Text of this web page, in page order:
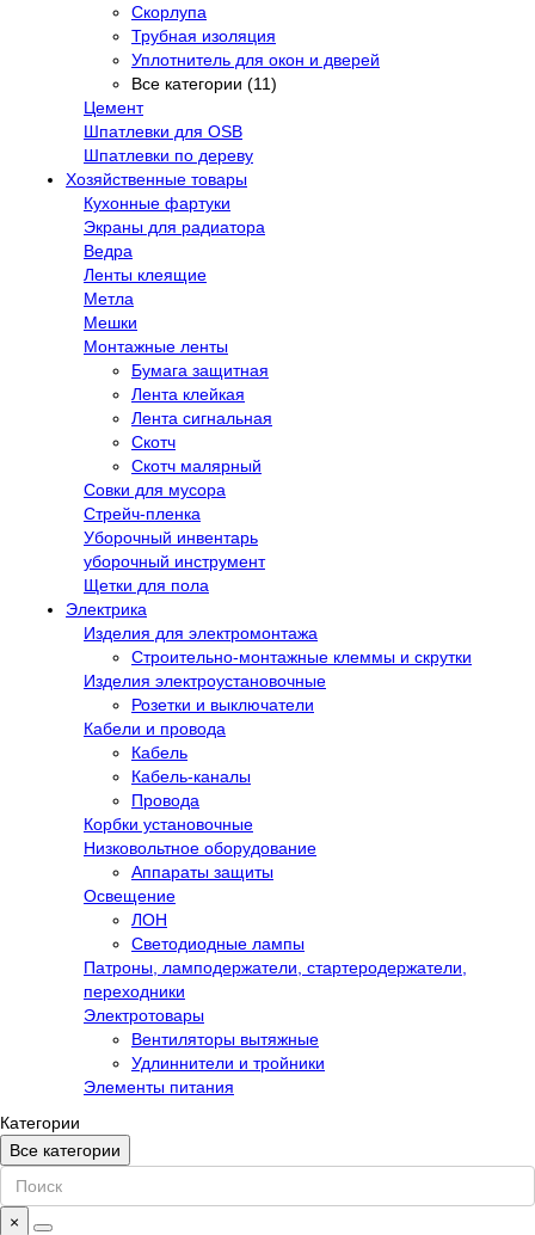
Скорлупа
Трубная изоляция
Уплотнитель для окон и дверей
Все категории (11)
Цемент
Шпатлевки для OSB
Шпатлевки по дереву
Хозяйственные товары
Кухонные фартуки
Экраны для радиатора
Ведра
Ленты клеящие
Метла
Мешки
Монтажные ленты
Бумага защитная
Лента клейкая
Лента сигнальная
Скотч
Скотч малярный
Совки для мусора
Стрейч-пленка
Уборочный инвентарь
уборочный инструмент
Щетки для пола
Электрика
Изделия для электромонтажа
Строительно-монтажные клеммы и скрутки
Изделия электроустановочные
Розетки и выключатели
Кабели и провода
Кабель
Кабель-каналы
Провода
Корбки установочные
Низковольтное оборудование
Аппараты защиты
Освещение
ЛОН
Светодиодные лампы
Патроны, ламподержатели, стартеродержатели,
переходники
Электротовары
Вентиляторы вытяжные
Удлиннители и тройники
Элементы питания
Категории
Все категории
×